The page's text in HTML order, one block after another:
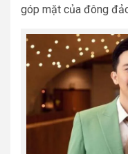
góp mặt của đông